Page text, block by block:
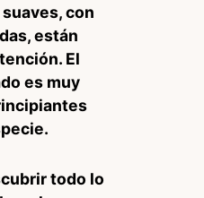
con
están
El
es muy
todo lo